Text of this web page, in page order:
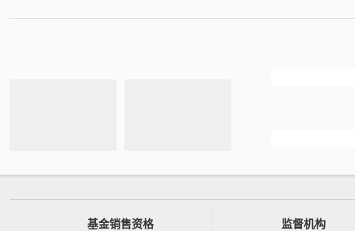
基金销售资格 监督机构